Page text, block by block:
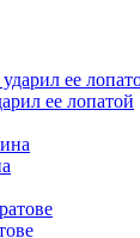
ее лопатой